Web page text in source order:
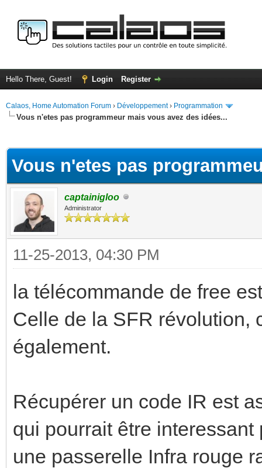
Hello There, Guest! Login Register
Calaos, Home Automation Forum › Développement› Programmation
Vous n'etes pas programmeur mais vous avez des idées...
Vous n'etes pas
captainigloo
Administrator
11-25-2013, 04:30 PM
la télécommande de free
Celle de la SFR révolution,
également.
Récupérer un code IR est
qui pourrait être
une passerelle Infra rouge